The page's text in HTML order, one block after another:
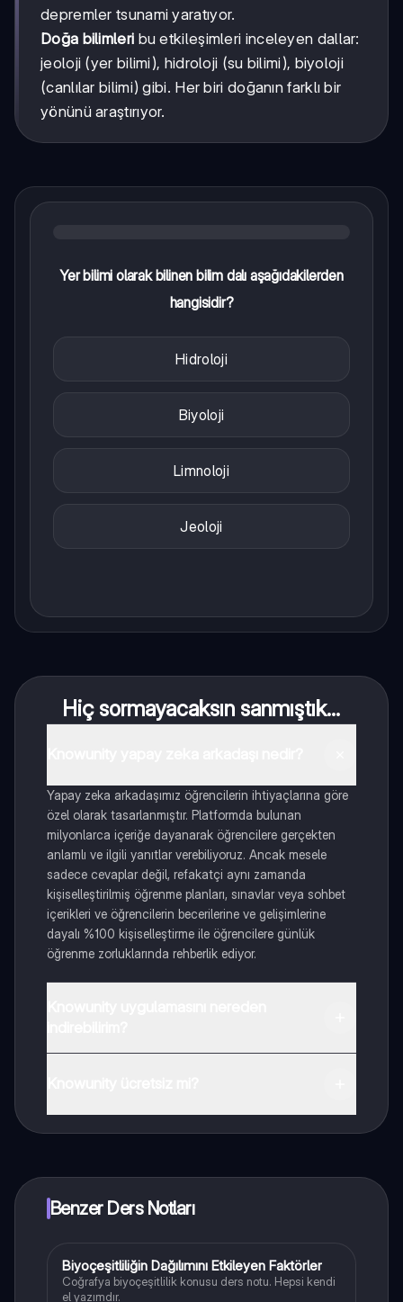
depremler tsunami yaratıyor.
Doğa bilimleri bu etkileşimleri inceleyen dallar:
jeoloji (yer bilimi), hidroloji (su bilimi), biyoloji
(canlılar bilimi) gibi. Her biri doğanın farklı bir
yönünü araştırıyor.
Yer bilimi olarak bilinen bilim dalı aşağıdakilerden
hangisidir?
Hidroloji
Biyoloji
Limnoloji
Jeoloji
Hiç sormayacaksın sanmıştık...
Yapay zeka arkadaşımız öğrencilerin ihtiyaçlarına göre
özel olarak tasarlanmıştır. Platformda bulunan
milyonlarca içeriğe dayanarak öğrencilere gerçekten
anlamlı ve ilgili yanıtlar verebiliyoruz. Ancak mesele
sadece cevaplar değil, refakatçi aynı zamanda
kişiselleştirilmiş öğrenme planları, sınavlar veya sohbet
içerikleri ve öğrencilerin becerilerine ve gelişimlerine
dayalı %100 kişiselleştirme ile öğrencilere günlük
öğrenme zorluklarında rehberlik ediyor.
Benzer Ders Notları
Coğrafya
Biyoçeşitliliğin Dağılımını Etkileyen Faktörler
Coğrafya biyoçeşitlilik konusu ders notu. Hepsi kendi
el yazımdır.